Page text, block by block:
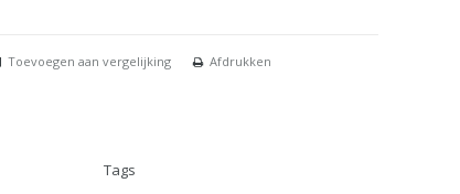
Toevoegen aan vergelijking Afdrukken
Tags